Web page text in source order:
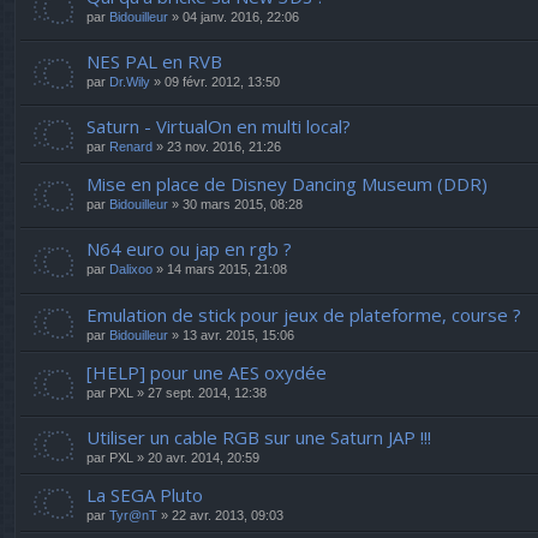
par Bidouilleur » 04 janv. 2016, 22:06
NES PAL en RVB
par Dr.Wily » 09 févr. 2012, 13:50
Saturn - VirtualOn en multi local?
par Renard » 23 nov. 2016, 21:26
Mise en place de Disney Dancing Museum (DDR)
par Bidouilleur » 30 mars 2015, 08:28
N64 euro ou jap en rgb ?
par Dalixoo » 14 mars 2015, 21:08
Emulation de stick pour jeux de plateforme, course ?
par Bidouilleur » 13 avr. 2015, 15:06
[HELP] pour une AES oxydée
par PXL » 27 sept. 2014, 12:38
Utiliser un cable RGB sur une Saturn JAP !!!
par PXL » 20 avr. 2014, 20:59
La SEGA Pluto
par Tyr@nT » 22 avr. 2013, 09:03